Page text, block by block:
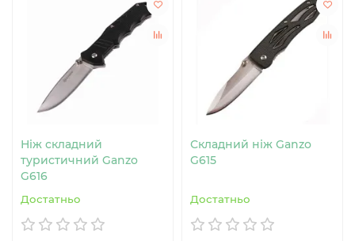
Ніж складний
туристичний Ganzo
G616
Достатньо
Складний ніж Ganzo
G615
Достатньо